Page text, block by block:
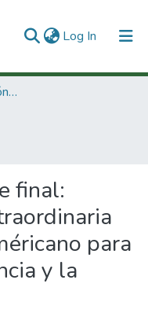
Log In (current)
3. Recursos de Información Científica y Tecnológica
final:
para
y la